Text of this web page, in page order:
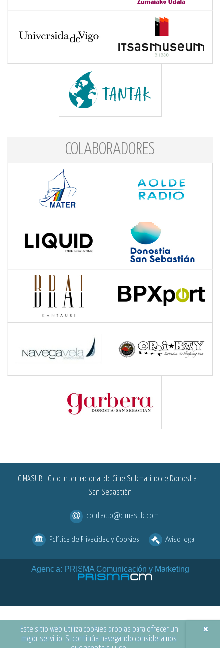
×
Este sitio web utiliza cookies propias para ofrecer un
mejor servicio. Si continúa navegando consideramos
COLABORADORES
CIMASUB - Ciclo Internacional de Cine Submarino de Donostia –
San Sebastián
contacto@cimasub.com
Política de Privacidad y Cookies Aviso legal
Agencia: PRISMA Comunicación y Marketing